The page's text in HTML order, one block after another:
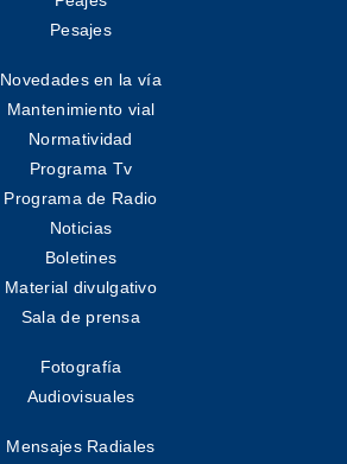
Pesajes
Novedades en la vía
Mantenimiento vial
Normatividad
Programa Tv
Programa de Radio
Noticias
Boletines
Material divulgativo
Sala de prensa
Fotografía
Audiovisuales
Mensajes Radiales